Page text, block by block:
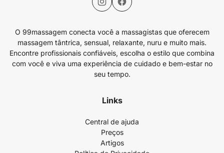
O 99massagem conecta você a massagistas que oferecem
massagem tântrica, sensual, relaxante, nuru e muito mais.
Encontre profissionais confiáveis, escolha o estilo que combina
com você e viva uma experiência de cuidado e bem-estar no
seu tempo.
Links
Central de ajuda
Preços
Artigos